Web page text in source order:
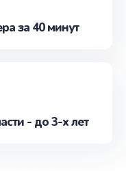
за 40 минут
- до 3-х лет